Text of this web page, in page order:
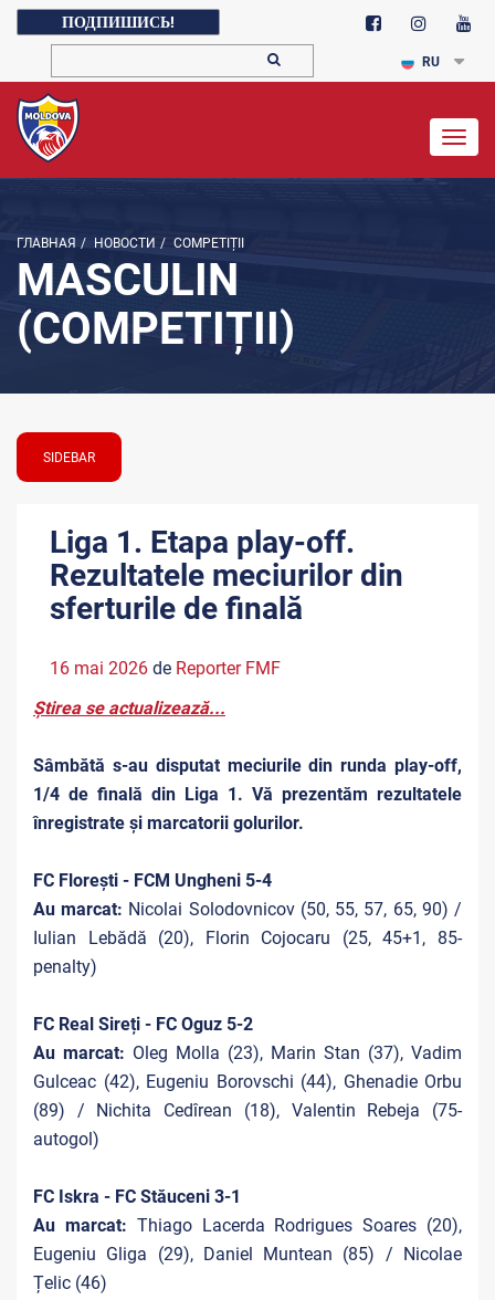
ПОДПИШИСЬ!
RU
ГЛАВНАЯ / НОВОСТИ / COMPETIȚII
MASCULIN
(COMPETIȚII)
SIDEBAR
Liga 1. Etapa play-off.
Rezultatele meciurilor din
sferturile de finală
16 mai 2026 de Reporter FMF
Știrea se actualizează...
Sâmbătă s-au disputat meciurile din runda play-off,
1/4 de finală din Liga 1. Vă prezentăm rezultatele
înregistrate și marcatorii golurilor.
FC Florești - FCM Ungheni 5-4
Au marcat: Nicolai Solodovnicov (50, 55, 57, 65, 90) /
Iulian Lebădă (20), Florin Cojocaru (25, 45+1, 85-
penalty)
FC Real Sireți - FC Oguz 5-2
Au marcat: Oleg Molla (23), Marin Stan (37), Vadim
Gulceac (42), Eugeniu Borovschi (44), Ghenadie Orbu
(89) / Nichita Cedîrean (18), Valentin Rebeja (75-
autogol)
FC Iskra - FC Stăuceni 3-1
Au marcat: Thiago Lacerda Rodrigues Soares (20),
Eugeniu Gliga (29), Daniel Muntean (85) / Nicolae
Țelic (46)